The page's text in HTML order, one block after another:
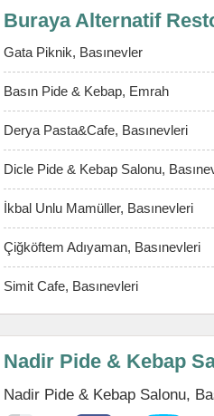
Buraya Alternatif
Gata Piknik, Basınevler
Basın Pide & Kebap, Emrah
Derya Pasta&Cafe, Basınevleri
Dicle Pide & Kebap Salonu,
İkbal Unlu Mamüller, Basınevleri
Çiğköftem Adıyaman, Basınevleri
Simit Cafe, Basınevleri
Nadir Pide & Kebap
Nadir Pide & Kebap Salonu,